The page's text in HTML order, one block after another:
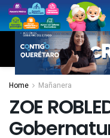
Home Mañanera
ZOE